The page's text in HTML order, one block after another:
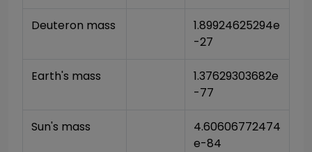
Deuteron mass
1.89924625294e
-27
Earth's mass
1.37629303682e
-77
Sun's mass
4.60606772474
e-84